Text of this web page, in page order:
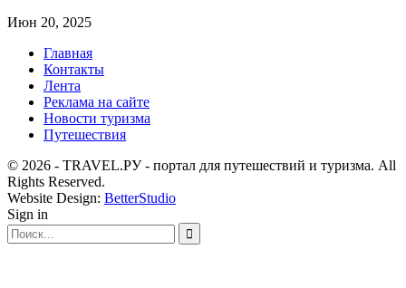
Июн 20, 2025
Главная
Контакты
Лента
Реклама на сайте
Новости туризма
Путешествия
© 2026 - TRAVEL.РУ - портал для путешествий и туризма. All
Rights Reserved.
Website Design: BetterStudio
Sign in